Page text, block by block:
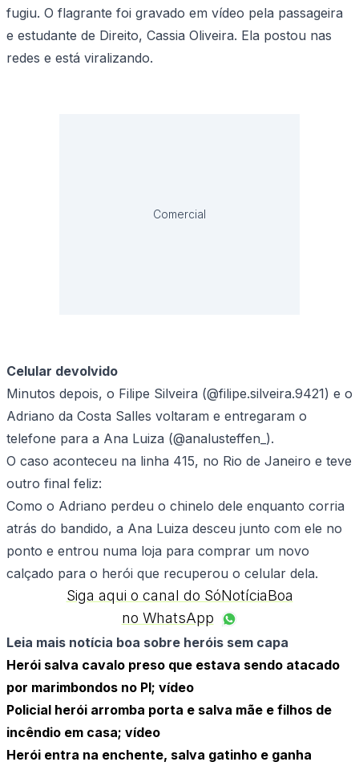
fugiu. O flagrante foi gravado em vídeo pela passageira
e estudante de Direito, Cassia Oliveira. Ela postou nas
redes e está viralizando.
Comercial
Celular devolvido
Minutos depois, o Filipe Silveira (@filipe.silveira.9421) e o
Adriano da Costa Salles voltaram e entregaram o
telefone para a Ana Luiza (@analusteffen_).
O caso aconteceu na linha 415, no Rio de Janeiro e teve
outro final feliz:
Como o Adriano perdeu o chinelo dele enquanto corria
atrás do bandido, a Ana Luiza desceu junto com ele no
ponto e entrou numa loja para comprar um novo
calçado para o herói que recuperou o celular dela.
Siga aqui o canal do SóNotíciaBoa
no WhatsApp
Leia mais notícia boa sobre heróis sem capa
Herói salva cavalo preso que estava sendo atacado
por marimbondos no PI; vídeo
Policial herói arromba porta e salva mãe e filhos de
incêndio em casa; vídeo
Herói entra na enchente, salva gatinho e ganha